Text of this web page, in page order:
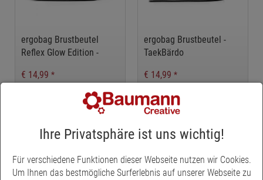
ergobag Brustbeutel
Reflex Glow Edition -
€ 14,99 *
ergobag Brustbeutel -
TaekBärdo
€ 14,99 *
Ihre Privatsphäre ist uns wichtig!
Für verschiedene Funktionen dieser Webseite nutzen wir Cookies.
Um Ihnen das bestmögliche Surferlebnis auf unserer Webseite zu